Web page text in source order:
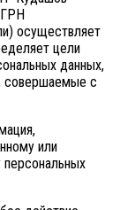
осуществляет
цели
данных,
совершаемые с
или